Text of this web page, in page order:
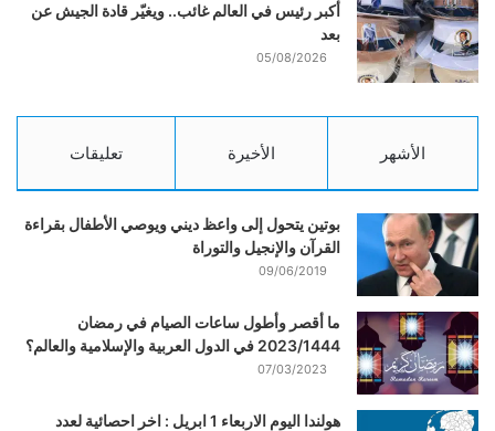
أكبر رئيس في العالم غائب.. ويغيّر قادة الجيش عن
بعد
05/08/2026
الأشهر الأخيرة تعليقات
بوتين يتحول إلى واعظ ديني ويوصي الأطفال بقراءة
القرآن والإنجيل والتوراة
09/06/2019
ما أقصر وأطول ساعات الصيام في رمضان
2023/1444 في الدول العربية والإسلامية والعالم؟
07/03/2023
هولندا اليوم الاربعاء 1 ابريل : اخر احصائية لعدد